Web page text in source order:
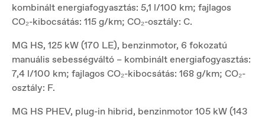
kombinált energiafogyasztás: 5,1 l/100 km; fajlagos
CO₂-kibocsátás: 115 g/km; CO₂-osztály: C.
MG HS, 125 kW (170 LE), benzinmotor, 6 fokozatú
manuális sebességváltó – kombinált energiafogyasztás:
7,4 l/100 km; fajlagos CO₂-kibocsátás: 168 g/km; CO₂-
osztály: F.
MG HS PHEV, plug-in hibrid, benzinmotor 105 kW (143